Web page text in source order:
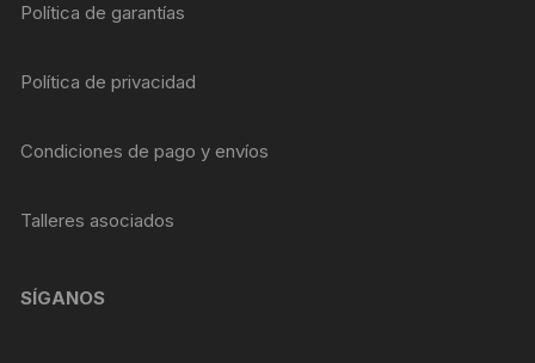
Política de garantías
Política de privacidad
Condiciones de pago y envíos
Talleres asociados
SÍGANOS